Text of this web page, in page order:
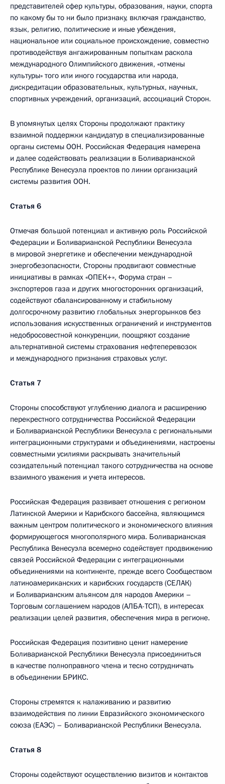
представителей сфер культуры, образования, науки, спорта
по какому бы то ни было признаку, включая гражданство,
язык, религию, политические и иные убеждения,
национальное или социальное происхождение, совместно
противодействуя ангажированным попыткам раскола
международного Олимпийского движения, «отмены
культуры» того или иного государства или народа,
дискредитации образовательных, культурных, научных,
спортивных учреждений, организаций, ассоциаций Сторон.
В упомянутых целях Стороны продолжают практику
взаимной поддержки кандидатур в специализированные
органы системы ООН. Российская Федерация намерена
и далее содействовать реализации в Боливарианской
Республике Венесуэла проектов по линии организаций
системы развития ООН.
Статья 6
Отмечая большой потенциал и активную роль Российской
Федерации и Боливарианской Республики Венесуэла
в мировой энергетике и обеспечении международной
энергобезопасности, Стороны продвигают совместные
инициативы в рамках «ОПЕК+», Форума стран –
экспортеров газа и других многосторонних организаций,
содействуют сбалансированному и стабильному
долгосрочному развитию глобальных энергорынков без
использования искусственных ограничений и инструментов
недобросовестной конкуренции, поощряют создание
альтернативной системы страхования нефтеперевозок
и международного признания страховых услуг.
Статья 7
Стороны способствуют углублению диалога и расширению
перекрестного сотрудничества Российской Федерации
и Боливарианской Республики Венесуэла с региональными
интеграционными структурами и объединениями, настроены
совместными усилиями раскрывать значительный
созидательный потенциал такого сотрудничества на основе
взаимного уважения и учета интересов.
Российская Федерация развивает отношения с регионом
Латинской Америки и Карибского бассейна, являющимся
важным центром политического и экономического влияния
формирующегося многополярного мира. Боливарианская
Республика Венесуэла всемерно содействует продвижению
связей Российской Федерации с интеграционными
объединениями на континенте, прежде всего Сообществом
латиноамериканских и карибских государств (СЕЛАК)
и Боливарианским альянсом для народов Америки –
Торговым соглашением народов (АЛБА-ТСП), в интересах
реализации целей развития, обеспечения мира в регионе.
Российская Федерация позитивно ценит намерение
Боливарианской Республики Венесуэла присоединиться
в качестве полноправного члена и тесно сотрудничать
в объединении БРИКС.
Стороны стремятся к налаживанию и развитию
взаимодействия по линии Евразийского экономического
союза (ЕАЭС) – Боливарианской Республики Венесуэла.
Статья 8
Стороны содействуют осуществлению визитов и контактов